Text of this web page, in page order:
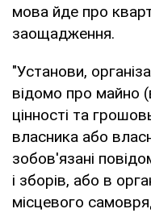
мова йде про
заощадження.
"Установи,
відомо про майно
цінності та
власника або
зобов'язані
і зборів, або в
місцевого